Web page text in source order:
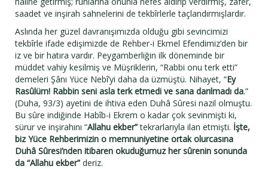
saadet ve inşirah sahnelerini de tekbîrlerle taçlandırmışlardır.
Aslında her güzel davranışımızda olduğu gibi sevincimizi
tekbîrle ifade edişimizde de Rehber-i Ekmel Efendimiz’den bir
iz ve bir hatıra vardır. Peygamberliğin ilk döneminde bir
müddet vahiy kesilmiş ve Müşriklerin, “Rabbi onu terk etti”
demeleri Şânı Yüce Nebî’yi daha da üzmüştü. Nihayet, “Ey
Rasûlüm! Rabbin seni asla terk etmedi ve sana darılmadı da.”
(Duha, 93/3) ayetini de ihtiva eden Duhâ Sûresi nazil olmuştu.
Bu sûre indiğinde Habîb-i Ekrem o kadar çok sevinmişti ki,
sürur ve inşirahını “Allahu ekber”tekrarlarıyla ilan etmişti. İşte,
biz Yüce Rehberimizin o memnuniyetine ortak olurcasına
Duhâ Sûresi’nden itibaren okuduğumuz her sûrenin sonunda
da “Allahu ekber”deriz.